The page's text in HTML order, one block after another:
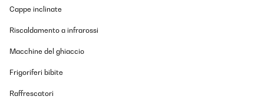
Wir wissen, wie störend unerwünschte Geräusche sein können,
beschriebene Problem wurde bereits von einigen Kunden
Produktentwicklungsteam zusammen, um dieses Problem bei
unseren Kundenservice. Wir helfen Ihnen gerne weiter.
Cappe inclinate
Riscaldamento a infrarossi
Macchine del ghiaccio
Frigoriferi bibite
Raffrescatori